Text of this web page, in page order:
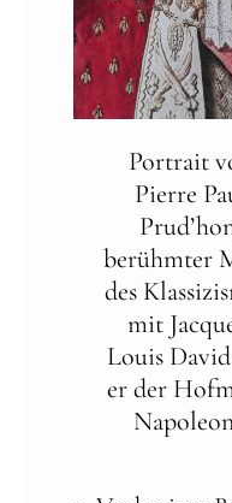
Portrait
Pierre
berühmter
des
mit
Louis
er der